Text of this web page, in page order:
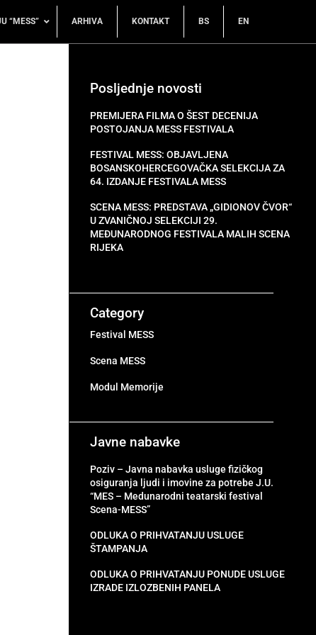
“MESS” ARHIVA KONTAKT BS EN
Posljednje novosti
PREMIJERA FILMA O ŠEST DECENIJA
POSTOJANJA MESS FESTIVALA
FESTIVAL MESS: OBJAVLJENA
BOSANSKOHERCEGOVAČKA SELEKCIJA ZA
64. IZDANJE FESTIVALA MESS
SCENA MESS: PREDSTAVA „GIDIONOV ČVOR“
U ZVANIČNOJ SELEKCIJI 29.
MEĐUNARODNOG FESTIVALA MALIH SCENA
RIJEKA
Category
Festival MESS
Scena MESS
Modul Memorije
Javne nabavke
Poziv – Javna nabavka usluge fizičkog
osiguranja ljudi i imovine za potrebe J.U.
“MES – Medunarodni teatarski festival
Scena-MESS”
ODLUKA O PRIHVATANJU USLUGE
ŠTAMPANJA
ODLUKA O PRIHVATANJU PONUDE USLUGE
IZRADE IZLOZBENIH PANELA